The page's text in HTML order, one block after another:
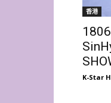
香港
K-Star